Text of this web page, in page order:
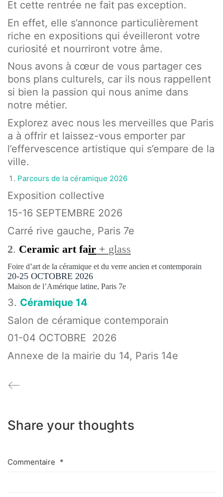
Et cette rentrée ne fait pas exception.
En effet, elle s’annonce particulièrement
riche en expositions qui éveilleront votre
curiosité et nourriront votre âme.
Nous avons à cœur de vous partager ces
bons plans culturels, car ils nous rappellent
si bien la passion qui nous anime dans
notre métier.
Explorez avec nous les merveilles que Paris
a à offrir et laissez-vous emporter par
l’effervescence artistique qui s’empare de la
ville.
Parcours de la céramique 2026
Exposition collective
15-16 SEPTEMBRE 2026
Carré rive gauche, Paris 7e
2. Ceramic art fair + glass
Foire d’art de la céramique et du verre ancien et contemporain
20-25 OCTOBRE 2026
Maison de l’Amérique latine, Paris 7e
3. Céramique 14
Salon de céramique contemporain
01-04 OCTOBRE 2026
Annexe de la mairie du 14, Paris 14e
Share your thoughts
Commentaire *